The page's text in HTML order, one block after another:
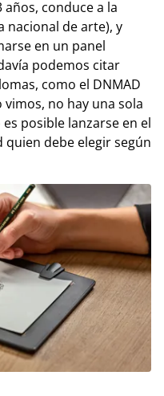
conduce a la
nacional de arte), y
en un panel
podemos citar
como el DNMAD
no hay una sola
posible lanzarse en el
quien debe elegir según